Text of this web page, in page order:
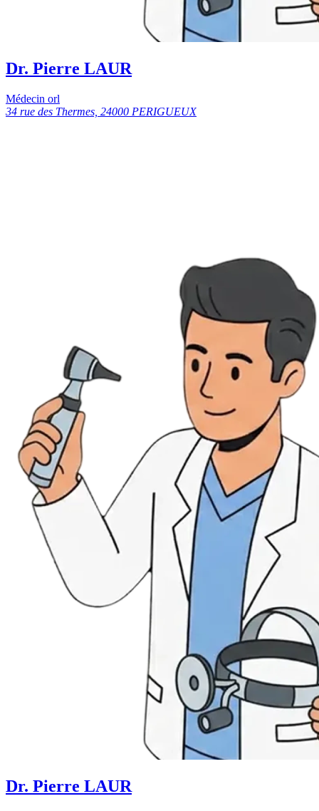
Dr. Pierre LAUR
Médecin orl
34 rue des Thermes, 24000 PERIGUEUX
Dr. Pierre LAUR